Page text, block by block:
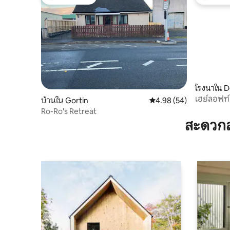
บ้านใน Gortin คะแนนเฉลี่ย 4.98 จาก
4.98 (54)
Ro-Ro's Retreat
โรงนาใน
เฮย์ลอฟท์
สะดว